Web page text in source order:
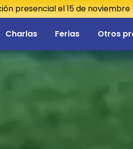
presencial el 15 de noviembre
Charlas Ferias Otros